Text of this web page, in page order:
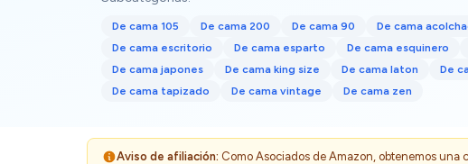
De cama 105 De cama 200 De cama 90 De cama
De cama escritorio
De cama esparto De cama esquinero
De cama japones
De cama king size De cama laton De
De cama tapizado
De cama vintage De cama zen
Aviso de afiliación: Como Asociados de Amazon, obtenemos una